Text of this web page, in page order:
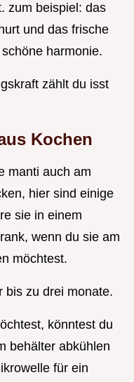
zum beispiel: das
und das frische
harmonie.
zählt du isst
Kochen
manti auch am
hier sind einige
sie in einem
wenn du sie am
möchtest.
bis zu drei monate.
könntest du
behälter abkühlen
für ein